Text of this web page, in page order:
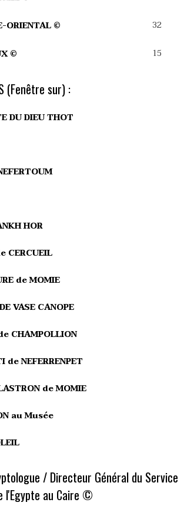
ORIENTAL © 32
© 15
(Fenêtre sur) :
DU DIEU THOT
HOR
CERCUEIL
de MOMIE
VASE CANOPE
CHAMPOLLION
de NEFERRENPET
de MOMIE
au Musée
/ Directeur Général du Service
l'Egypte au Caire ©